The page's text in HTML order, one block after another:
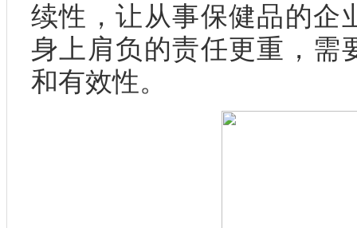
续性，让从事保健品的企
身上肩负的责任更重，需
和有效性。